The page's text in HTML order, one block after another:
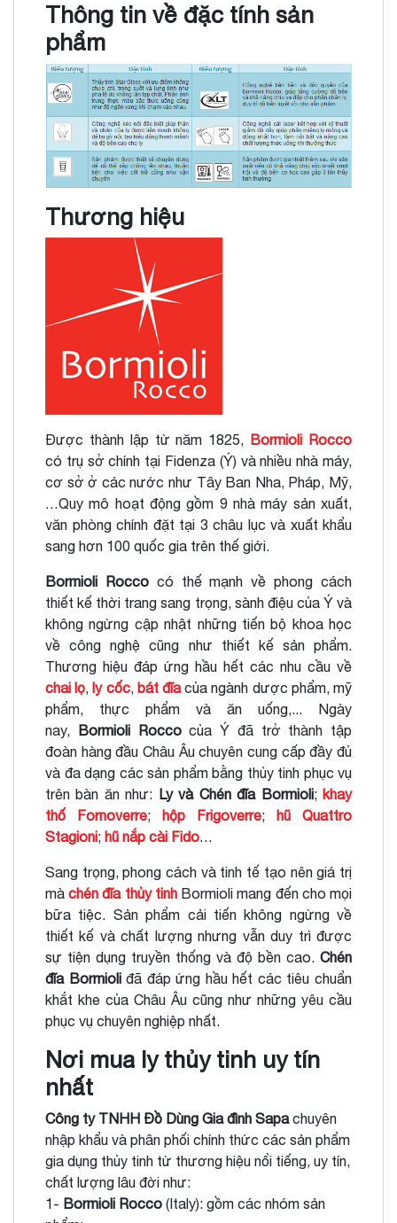
Thông tin về đặc tính sản
phẩm
Thương hiệu
Được thành lập từ năm 1825, Bormioli Rocco
có trụ sở chính tại Fidenza (Ý) và nhiều nhà máy,
cơ sở ở các nước như Tây Ban Nha, Pháp, Mỹ,
…Quy mô hoạt động gồm 9 nhà máy sản xuất,
văn phòng chính đặt tại 3 châu lục và xuất khẩu
sang hơn 100 quốc gia trên thế giới.
Bormioli Rocco có thế mạnh về phong cách
thiết kế thời trang sang trọng, sành điệu của Ý và
không ngừng cập nhật những tiến bộ khoa học
về công nghệ cũng như thiết kế sản phẩm.
Thương hiệu đáp ứng hầu hết các nhu cầu về
chai lọ,ly cốc, bát đĩacủa ngành dược phẩm, mỹ
phẩm, thực phẩm và ăn uống,... Ngày
nay, Bormioli Roccocủa Ý đã trở thành tập
đoàn hàng đầu Châu Âu chuyên cung cấp đầy đủ
và đa dạng các sản phẩm bằng thủy tinh phục vụ
trên bàn ăn như: Ly và Chén đĩa Bormioli;khay
thố Fornoverre; hộp Frigoverre; hũ Quattro
Stagioni; hũ nắp cài Fido…
Sang trọng, phong cách và tinh tế tạo nên giá trị
màchén đĩa thủy tinhBormioli mang đến cho mọi
bữa tiệc. Sản phẩm cải tiến không ngừng về
thiết kế và chất lượng nhưng vẫn duy trì được
sự tiện dụng truyền thống và độ bền cao. Chén
đĩa Bormioliđã đáp ứng hầu hết các tiêu chuẩn
khắt khe của Châu Âu cũng như những yêu cầu
phục vụ chuyên nghiệp nhất.
Nơi mua ly thủy tinh uy tín
nhất
Công ty TNHH Đồ Dùng Gia đình Sapachuyên
nhập khẩu và phân phối chính thức các sản phẩm
gia dụng thủy tinh từ thương hiệu nổi tiếng, uy tín,
chất lượng lâu đời như:
1- Bormioli Rocco (Italy): gồm các nhóm sản